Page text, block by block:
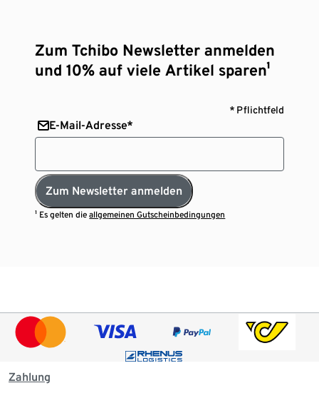
Zum Tchibo Newsletter anmelden
und 10% auf viele Artikel sparen¹
* Pflichtfeld
E-Mail-Adresse*
Zum Newsletter anmelden
¹ Es gelten dieallgemeinen Gutscheinbedingungen
Zahlung